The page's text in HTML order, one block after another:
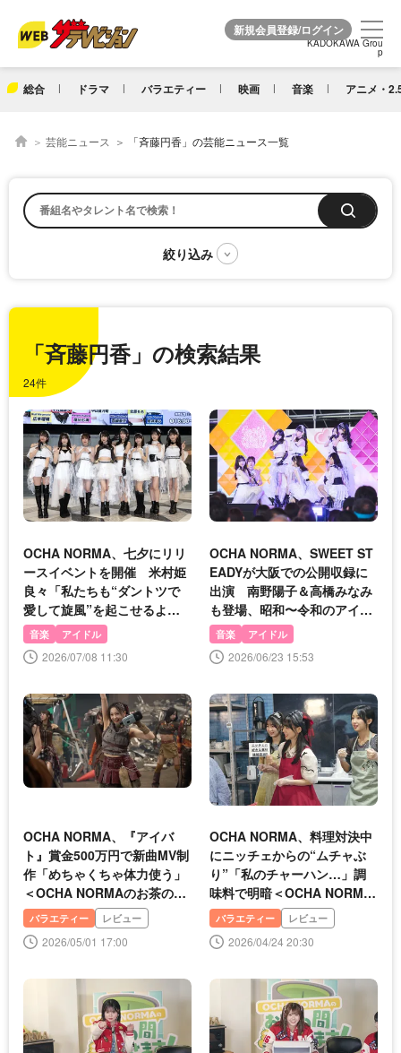
KADOKAWA Grou
p
総合 ドラマ バラエティー 映画 音楽 アニメ・
KADOKAWA Grou
p
芸能ニュース 「斉藤円香」の芸能ニュース一覧
「斉藤円香」の検索結果
24件
OCHA NORMA、七夕にリリ
ースイベントを開催 米村姫
良々「私たちも“ダントツで
愛して旋風”を起こせるよう
に頑張りたい」
音楽 アイドル
2026/07/08 11:30
OCHA NORMA、SWEET ST
EADYが大阪での公開収録に
出演 南野陽子＆高橋みなみ
も登場、昭和〜令和のアイド
ル史を辿る
音楽 アイドル
2026/06/23 15:53
OCHA NORMA、『アイバ
ト』賞金500万円で新曲MV制
作「めちゃくちゃ体力使う」
＜OCHA NORMAのお茶の間
沸かせます！＞
バラエティー レビュー
2026/05/01 17:00
OCHA NORMA、料理対決中
にニッチェからの“ムチャぶ
り”「私のチャーハン…」調
味料で明暗＜OCHA NORMA
のお茶の間沸かせます！＞
バラエティー レビュー
2026/04/24 20:30